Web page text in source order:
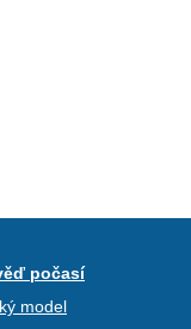
počasí
model